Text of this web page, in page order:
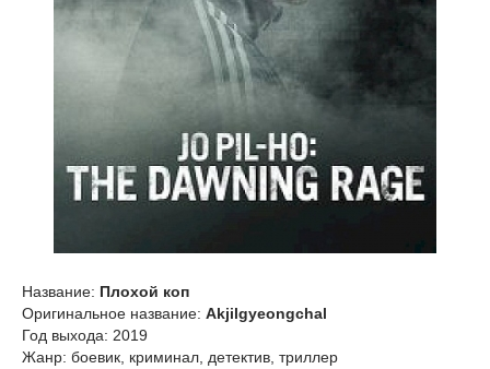
Название: Плохой коп
Оригинальное название: Akjilgyeongchal
Год выхода: 2019
Жанр: боевик, криминал, детектив, триллер